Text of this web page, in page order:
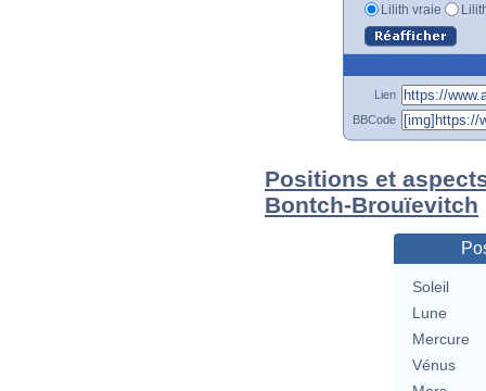
Lilith vraie
Lien
BBCode
Positions et
Bontch-Brouïevitch
Soleil
Lune
Mercure
Vénus